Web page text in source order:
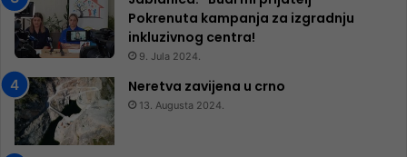
Pokrenuta kampanja za izgradnju
inkluzivnog centra!
9. Jula 2024.
Neretva zavijena u crno
13. Augusta 2024.